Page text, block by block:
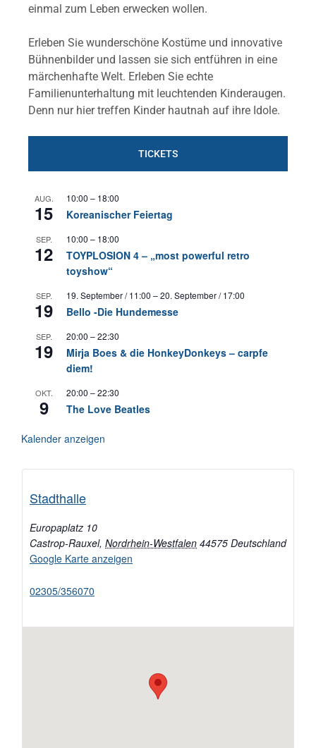
einmal zum Leben erwecken wollen.
Erleben Sie wunderschöne Kostüme und innovative
Bühnenbilder und lassen sie sich entführen in eine
märchenhafte Welt. Erleben Sie echte
Familienunterhaltung mit leuchtenden Kinderaugen.
Denn nur hier treffen Kinder hautnah auf ihre Idole.
TICKETS
AUG.
15
10:00 – 18:00
Koreanischer Feiertag
SEP.
12
10:00 – 18:00
TOYPLOSION 4 – „most powerful retro
toyshow“
SEP.
19
19. September / 11:00 –20. September / 17:00
Bello -Die Hundemesse
SEP.
19
20:00 –22:30
Mirja Boes & die HonkeyDonkeys – carpfe
diem!
OKT.
9
20:00 –22:30
The Love Beatles
Kalender anzeigen
Stadthalle
Europaplatz 10
Castrop-Rauxel, Nordrhein-Westfalen 44575 Deutschland
Google Karte anzeigen
02305/356070